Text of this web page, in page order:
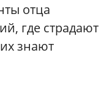
отца
где страдают
знают